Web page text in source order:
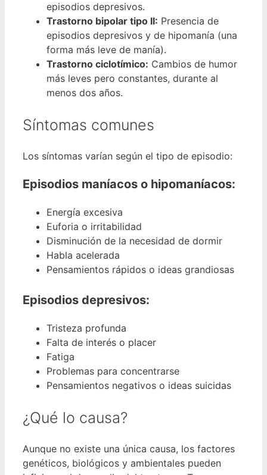
episodios depresivos.
Trastorno bipolar tipo II: Presencia de
episodios depresivos y de hipomanía (una
forma más leve de manía).
Trastorno ciclotímico: Cambios de humor
más leves pero constantes, durante al
menos dos años.
Síntomas comunes
Los síntomas varían según el tipo de episodio:
Episodios maníacos o hipomaníacos:
Energía excesiva
Euforia o irritabilidad
Disminución de la necesidad de dormir
Habla acelerada
Pensamientos rápidos o ideas grandiosas
Episodios depresivos:
Tristeza profunda
Falta de interés o placer
Fatiga
Problemas para concentrarse
Pensamientos negativos o ideas suicidas
¿Qué lo causa?
Aunque no existe una única causa, los factores
genéticos, biológicos y ambientales pueden